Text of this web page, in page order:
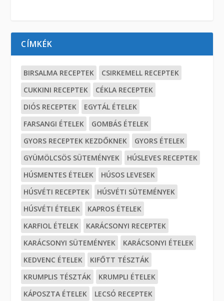
CÍMKÉK
BIRSALMA RECEPTEK
CSIRKEMELL RECEPTEK
CUKKINI RECEPTEK
CÉKLA RECEPTEK
DIÓS RECEPTEK
EGYTÁL ÉTELEK
FARSANGI ÉTELEK
GOMBÁS ÉTELEK
GYORS RECEPTEK KEZDŐKNEK
GYORS ÉTELEK
GYÜMÖLCSÖS SÜTEMÉNYEK
HÚSLEVES RECEPTEK
HÚSMENTES ÉTELEK
HÚSOS LEVESEK
HÚSVÉTI RECEPTEK
HÚSVÉTI SÜTEMÉNYEK
HÚSVÉTI ÉTELEK
KAPROS ÉTELEK
KARFIOL ÉTELEK
KARÁCSONYI RECEPTEK
KARÁCSONYI SÜTEMÉNYEK
KARÁCSONYI ÉTELEK
KEDVENC ÉTELEK
KIFŐTT TÉSZTÁK
KRUMPLIS TÉSZTÁK
KRUMPLI ÉTELEK
KÁPOSZTA ÉTELEK
LECSÓ RECEPTEK